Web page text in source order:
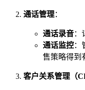
通话管理：
通话录音：
通话监控：
售策略得到
客户关系管理（